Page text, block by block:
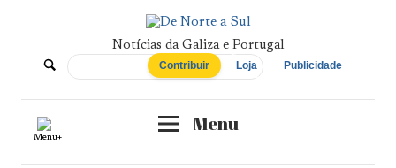
De
Norte
Notícias da Galiza e Portugal
Contribuir Loja Publicidade
Menu
Menu+